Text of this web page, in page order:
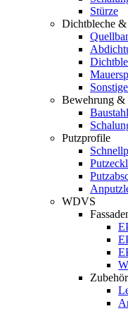
Stürze
Dichtbleche
Bewehrung &
Baustahl
Putzprofile
WDVS
Zubehör